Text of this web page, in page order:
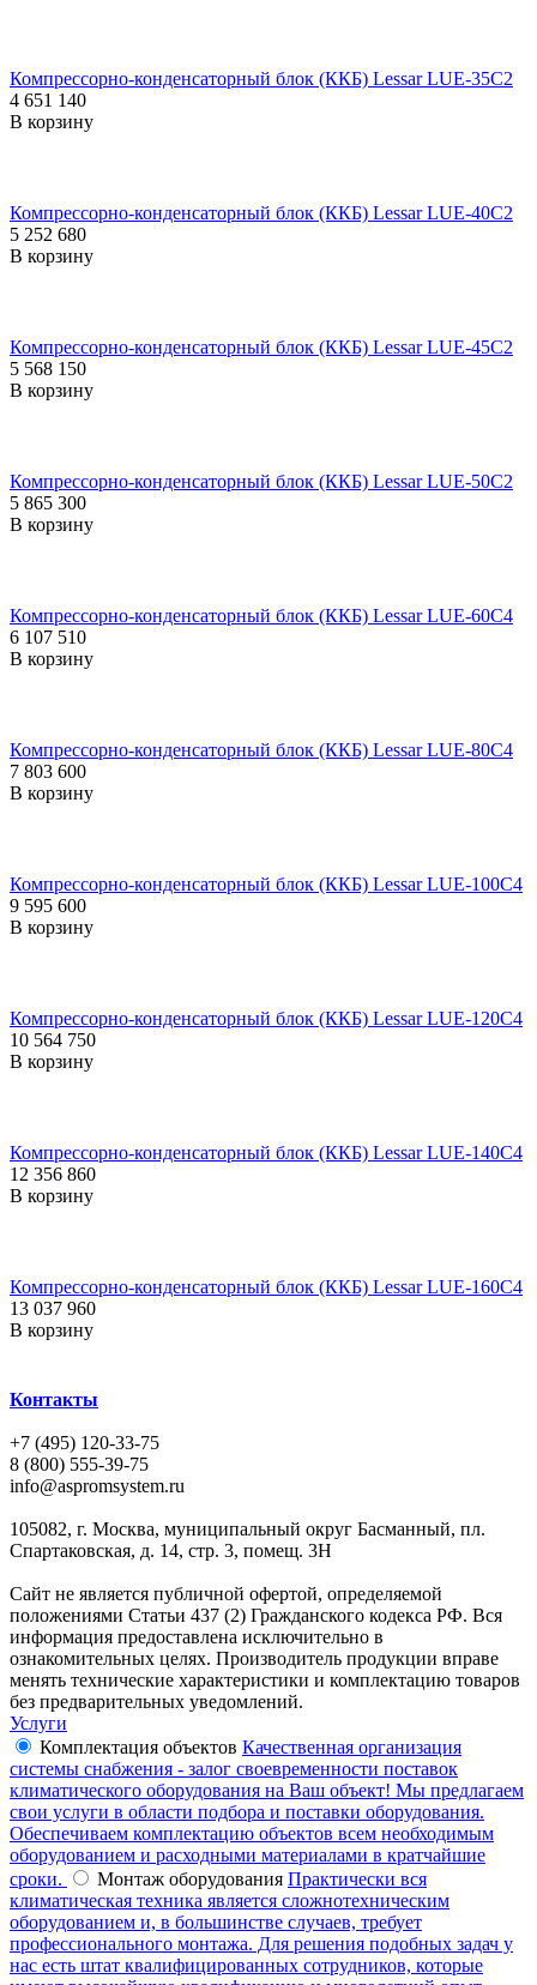
Компрессорно-конденсаторный блок (ККБ) Lessar LUE-35C2
4 651 140
В корзину
Компрессорно-конденсаторный блок (ККБ) Lessar LUE-40C2
5 252 680
В корзину
Компрессорно-конденсаторный блок (ККБ) Lessar LUE-45C2
5 568 150
В корзину
Компрессорно-конденсаторный блок (ККБ) Lessar LUE-50C2
5 865 300
В корзину
Компрессорно-конденсаторный блок (ККБ) Lessar LUE-60C4
6 107 510
В корзину
Компрессорно-конденсаторный блок (ККБ) Lessar LUE-80C4
7 803 600
В корзину
Компрессорно-конденсаторный блок (ККБ) Lessar LUE-100C4
9 595 600
В корзину
Компрессорно-конденсаторный блок (ККБ) Lessar LUE-120C4
10 564 750
В корзину
Компрессорно-конденсаторный блок (ККБ) Lessar LUE-140C4
12 356 860
В корзину
Компрессорно-конденсаторный блок (ККБ) Lessar LUE-160C4
13 037 960
В корзину
Контакты
+7 (495) 120-33-75
8 (800) 555-39-75
info@aspromsystem.ru
105082, г. Москва, муниципальный округ Басманный, пл.
Спартаковская, д. 14, стр. 3, помещ. 3Н
Сайт не является публичной офертой, определяемой
положениями Статьи 437 (2) Гражданского кодекса РФ. Вся
информация предоставлена исключительно в
ознакомительных целях. Производитель продукции вправе
менять технические характеристики и комплектацию товаров
без предварительных уведомлений.
Услуги
Комплектация объектов Качественная организация
системы снабжения - залог своевременности поставок
климатического оборудования на Ваш объект! Мы предлагаем
свои услуги в области подбора и поставки оборудования.
Обеспечиваем комплектацию объектов всем необходимым
оборудованием и расходными материалами в кратчайшие
сроки.
Монтаж оборудования Практически вся
климатическая техника является сложнотехническим
оборудованием и, в большинстве случаев, требует
профессионального монтажа. Для решения подобных задач у
нас есть штат квалифицированных сотрудников, которые